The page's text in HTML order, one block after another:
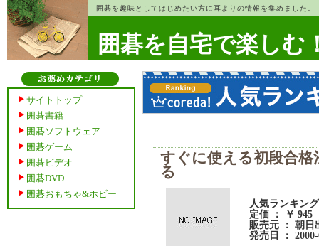
囲碁を趣味としてはじめたい方に耳よりの情報を集めました。
囲碁を自宅で楽しむ
サイトトップ
囲碁書籍
囲碁ソフトウェア
囲碁ゲーム
囲碁ビデオ
囲碁DVD
囲碁おもちゃ&ホビー
すぐに使える初段合格
る
人気ランキン
定価 ： ￥ 945
販売元 ： 朝日
発売日 ：